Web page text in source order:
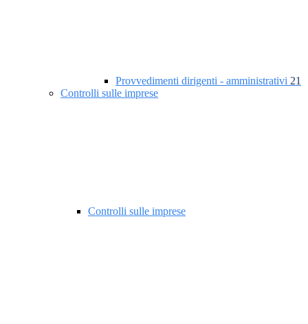
Provvedimenti dirigenti - amministrativi 21
Controlli sulle imprese
Controlli sulle imprese